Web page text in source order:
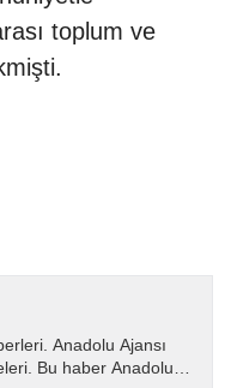
toplum ve
Anadolu Ajansı
Bu haber Anadolu